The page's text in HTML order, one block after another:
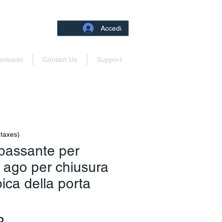
Accedi
Contact Us Support
per
per chiusura
della porta